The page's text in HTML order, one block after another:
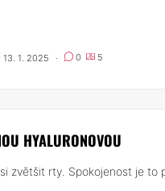
13. 1. 2025 · 0 5
HYALURONOVOU
zvětšit rty. Spokojenost je to